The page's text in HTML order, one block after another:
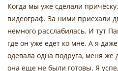
Когда мы уже сделали
видеограф. За ними приехали
немного расслабилась. И тут
где он уже едет ко мне. А я
одевала одна подруга, меня же
она еще не были готовы. Я